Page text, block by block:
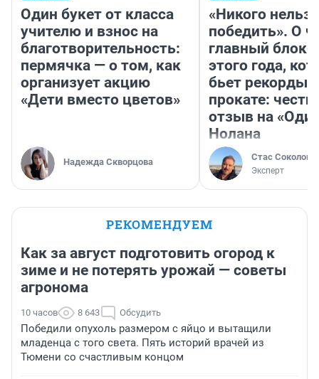
Один букет от класса
учителю и взнос на
благотворительность:
пермячка — о том, как
организует акцию
«Дети вместо цветов»
Надежда Скворцова
«Никого нельзя
победить». О
главный
этого года,
бьет рекорды в
прокате:
отзыв на
Нолана
Стас Соколов
Эксперт
РЕКОМЕНДУЕМ
Как за август подготовить огород к
зиме и не потерять урожай — советы
агронома
10 часов 8 643 Обсудить
Победили опухоль размером с яйцо и вытащили
младенца с того света. Пять историй врачей из
Тюмени со счастливым концом